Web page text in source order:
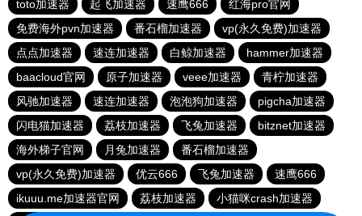
toto加速器
起飞加速器 速鹰666
红海pro官网
免费海外pvn加速器
番石榴加速器
vp(永久免费)加速器
点点加速器
速连加速器 白鲸加速器
hammer加速器
baacloud官网
原子加速器 veee加速器
青柠加速器
风驰加速器
速连加速器 泡泡狗加速器
pigcha加速器
闪电猫加速器
荔枝加速器 飞兔加速器
bitznet加速器
海外梯子官网
月兔加速器
番石榴加速器
vp(永久免费)加速器
优云666 飞兔加速器
速鹰666
ikuuu.me加速器官网
荔枝加速器 小猫咪crash加速器